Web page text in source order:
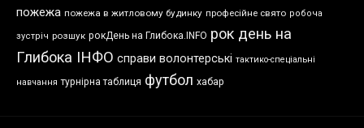
пожежа пожежа в житловому будинку професійне свято робоча
зустріч розшук рокДень на Глибока.INFO рок день на
Глибока ІНФО справи волонтерські тактико-спеціальні
навчання турнірна таблиця футбол хабар